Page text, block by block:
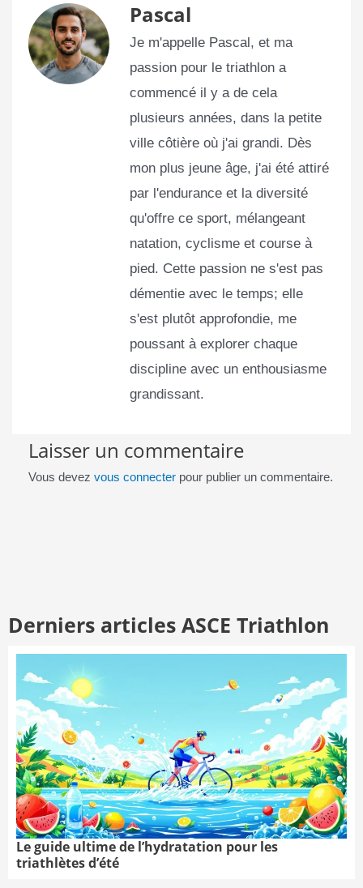
Pascal
Je m'appelle Pascal, et ma
passion pour le triathlon a
commencé il y a de cela
plusieurs années, dans la petite
ville côtière où j'ai grandi. Dès
mon plus jeune âge, j'ai été attiré
par l'endurance et la diversité
qu'offre ce sport, mélangeant
natation, cyclisme et course à
pied. Cette passion ne s'est pas
démentie avec le temps; elle
s'est plutôt approfondie, me
poussant à explorer chaque
discipline avec un enthousiasme
grandissant.
Laisser un commentaire
Vous devez vous connecterpour publier un commentaire.
Derniers articles ASCE Triathlon
Le guide ultime de l’hydratation pour les
triathlètes d’été